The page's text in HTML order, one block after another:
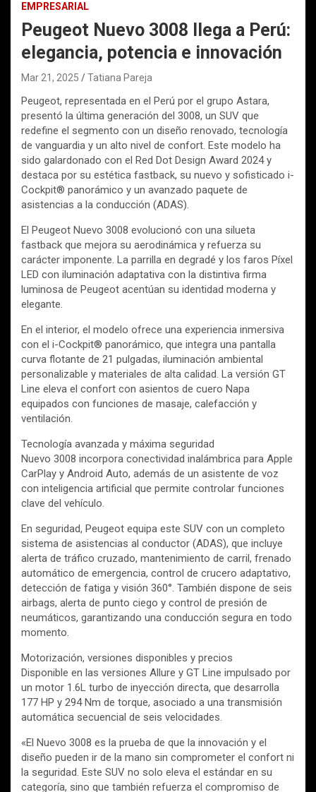
EMPRESARIAL
Peugeot Nuevo 3008 llega a Perú:
elegancia, potencia e innovación
Mar 21, 2025 Tatiana Pareja
Peugeot, representada en el Perú por el grupo Astara,
presentó la última generación del 3008, un SUV que
redefine el segmento con un diseño renovado, tecnología
de vanguardia y un alto nivel de confort. Este modelo ha
sido galardonado con el Red Dot Design Award 2024 y
destaca por su estética fastback, su nuevo y sofisticado i-
Cockpit® panorámico y un avanzado paquete de
asistencias a la conducción (ADAS).
El Peugeot Nuevo 3008 evolucionó con una silueta
fastback que mejora su aerodinámica y refuerza su
carácter imponente. La parrilla en degradé y los faros Píxel
LED con iluminación adaptativa con la distintiva firma
luminosa de Peugeot acentúan su identidad moderna y
elegante.
En el interior, el modelo ofrece una experiencia inmersiva
con el i-Cockpit® panorámico, que integra una pantalla
curva flotante de 21 pulgadas, iluminación ambiental
personalizable y materiales de alta calidad. La versión GT
Line eleva el confort con asientos de cuero Napa
equipados con funciones de masaje, calefacción y
ventilación.
Tecnología avanzada y máxima seguridad
Nuevo 3008 incorpora conectividad inalámbrica para Apple
CarPlay y Android Auto, además de un asistente de voz
con inteligencia artificial que permite controlar funciones
clave del vehículo.
En seguridad, Peugeot equipa este SUV con un completo
sistema de asistencias al conductor (ADAS), que incluye
alerta de tráfico cruzado, mantenimiento de carril, frenado
automático de emergencia, control de crucero adaptativo,
detección de fatiga y visión 360°. También dispone de seis
airbags, alerta de punto ciego y control de presión de
neumáticos, garantizando una conducción segura en todo
momento.
Motorización, versiones disponibles y precios
Disponible en las versiones Allure y GT Line impulsado por
un motor 1.6L turbo de inyección directa, que desarrolla
177 HP y 294 Nm de torque, asociado a una transmisión
automática secuencial de seis velocidades.
«El Nuevo 3008 es la prueba de que la innovación y el
diseño pueden ir de la mano sin comprometer el confort ni
la seguridad. Este SUV no solo eleva el estándar en su
categoría, sino que también refuerza el compromiso de